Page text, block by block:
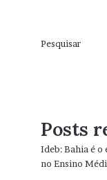
Pesquisar
Posts
Ideb: Bahia é
no Ensino